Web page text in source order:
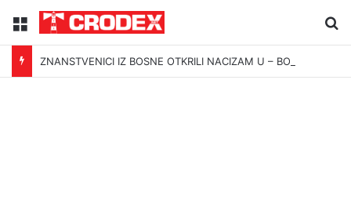
Menu
ZNANSTVENICI IZ BOSNE OTKRILI NACIZAM U – BOSNI!